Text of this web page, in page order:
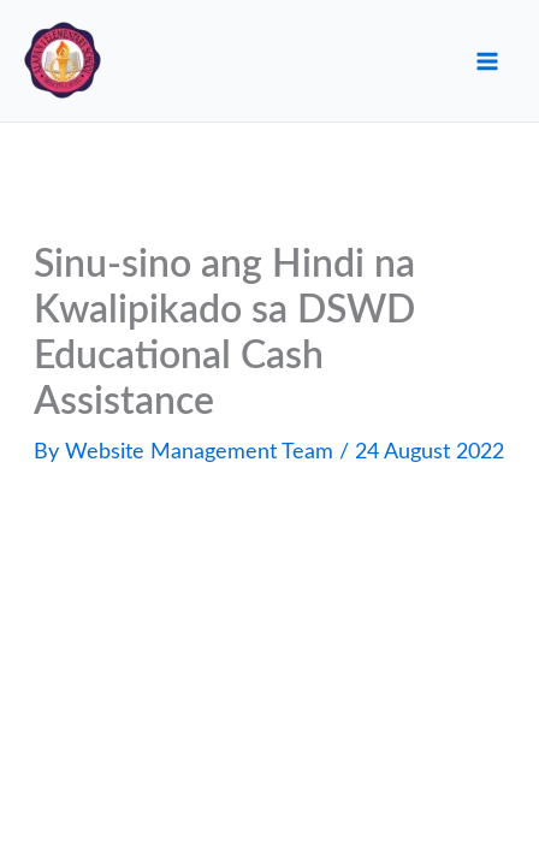
Sinu-sino ang Hindi na
Kwalipikado sa DSWD
Educational Cash
Assistance
By Website Management Team / 24 August 2022